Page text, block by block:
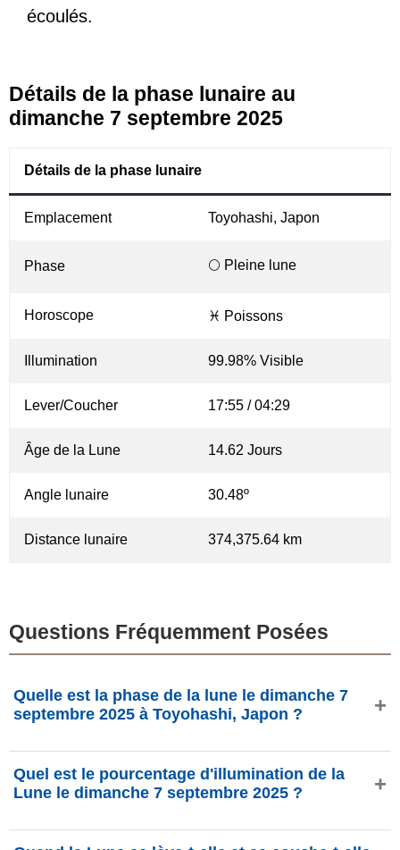
écoulés.
Détails de la phase lunaire au
dimanche 7 septembre 2025
Détails de la phase lunaire
Emplacement Toyohashi, Japon
Phase 🌕 Pleine lune
Horoscope ♓ Poissons
Illumination 99.98% Visible
Lever/Coucher 17:55 / 04:29
Âge de la Lune 14.62 Jours
Angle lunaire 30.48º
Distance lunaire 374,375.64 km
Questions Fréquemment Posées
Quelle est la phase de la lune le dimanche 7
septembre 2025 à Toyohashi, Japon ?
Lune est dans la phase Pleine lune avec 99.98%
d'illumination, elle a 14.62 jours et se situe dans la
Quel est le pourcentage d'illumination de la
Lune le dimanche 7 septembre 2025 ?